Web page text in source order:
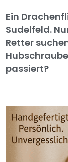
Ein
Sudelfeld.
Retter
passiert?